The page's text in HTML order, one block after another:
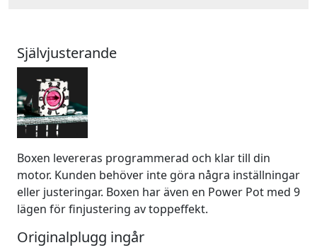
Självjusterande
Boxen levereras programmerad och klar till din
motor. Kunden behöver inte göra några inställningar
eller justeringar. Boxen har även en Power Pot med 9
lägen för finjustering av toppeffekt.
Originalplugg ingår